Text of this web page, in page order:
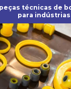
injetadas em
em silicone
técnicas de
borracha
técnicas de
para indústrias